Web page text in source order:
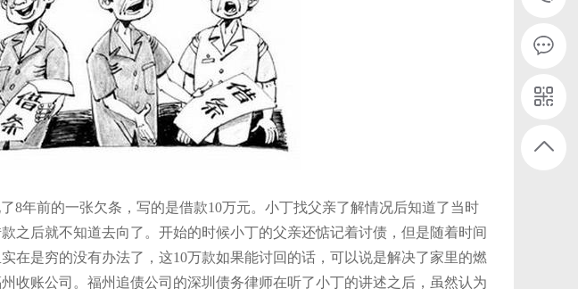
8年前的一张欠条，写的是借款10万元。小丁找父亲了解情况后知道了当时
之后就不知道去向了。开始的时候小丁的父亲还惦记着讨债，但是随着时间
在是穷的没有办法了，这10万款如果能讨回的话，可以说是解决了家里的燃
收账公司。福州追债公司的深圳债务律师在听了小丁的讲述之后，虽然认为